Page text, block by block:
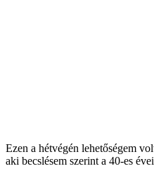
Ezen a hétvégén lehetőségem
aki becslésem szerint a 40-es